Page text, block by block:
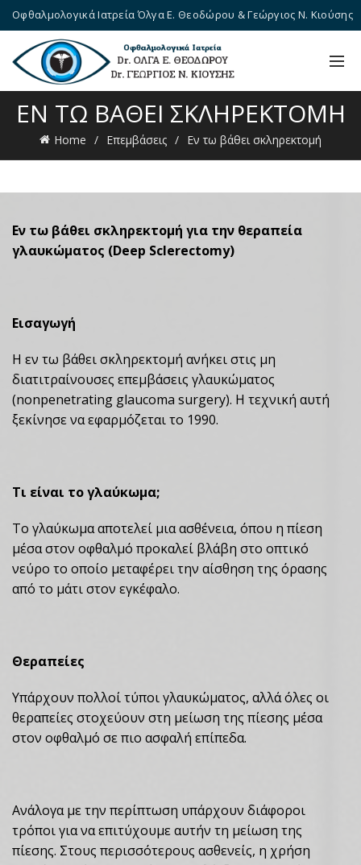
Οφθαλμολογικά Ιατρεία Όλγα Ε. Θεοδώρου & Γεώργιος Ν. Κιούσης
ΕΝ ΤΩ ΒΆΘΕΙ ΣΚΛΗΡΕΚΤΟΜΉ
Home Επεμβάσεις Εν τω βάθει σκληρεκτομή
Εν τω βάθει σκληρεκτομή για την θεραπεία
γλαυκώματος (Deep Sclerectomy)
Εισαγωγή
Η εν τω βάθει σκληρεκτομή ανήκει στις μη
διατιτραίνουσες επεμβάσεις γλαυκώματος
(nonpenetrating glaucoma surgery). Η τεχνική αυτή
ξεκίνησε να εφαρμόζεται το 1990.
Τι είναι το γλαύκωμα;
Το γλαύκωμα αποτελεί μια ασθένεια, όπου η πίεση
μέσα στον οφθαλμό προκαλεί βλάβη στο οπτικό
νεύρο το οποίο μεταφέρει την αίσθηση της όρασης
από το μάτι στον εγκέφαλο.
Θεραπείες
Υπάρχουν πολλοί τύποι γλαυκώματος, αλλά όλες οι
θεραπείες στοχεύουν στη μείωση της πίεσης μέσα
στον οφθαλμό σε πιο ασφαλή επίπεδα.
Ανάλογα με την περίπτωση υπάρχουν διάφοροι
τρόποι για να επιτύχουμε αυτήν τη μείωση της
πίεσης. Στους περισσότερους ασθενείς, η χρήση